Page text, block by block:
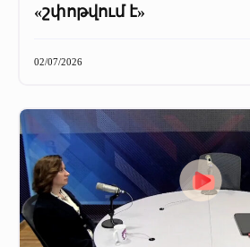
«շփոթվում է»
02/07/2026